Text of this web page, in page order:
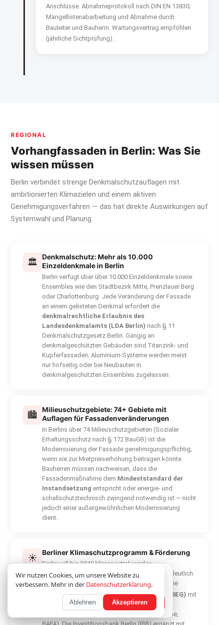
Anschlüsse. Abnahmeprotokoll nach DIN EN 13830;
Mängellistenabarbeitung und Abnahme durch
Bauleiter und Bauherrn. Wartungsvertrag empfohlen
(jährliche Sichtprüfung).
REGIONAL
Vorhangfassaden in Berlin: Was Sie
wissen müssen
Berlin verbindet strenge Denkmalschutzauflagen mit
ambitionierten Klimazielen und einem aktiven
Genehmigungsverfahren — das hat direkte Auswirkungen auf
Systemwahl und Planung.
🏛
Denkmalschutz: Mehr als 10.000
Einzeldenkmale in Berlin
Berlin verfügt über über 10.000 Einzeldenkmale sowie
Ensembles wie den Stadtbezirk Mitte, Prenzlauer Berg
oder Charlottenburg. Jede Veränderung der Fassade
an einem gelisteten Denkmal erfordert die
denkmalrechtliche Erlaubnis des
Landesdenkmalamts (LDA Berlin) nach § 11
Denkmalschutzgesetz Berlin. Gängig an
denkmalgeschützten Gebäuden sind Titanzink- und
Kupferfassaden; Aluminium-Systeme werden meist
nur hofseitig oder bei Neubauten in
denkmalgeschützten Ensembles zugelassen.
🏙
Milieuschutzgebiete: 74+ Gebiete mit
Auflagen für Fassadenveränderungen
In Berlins über 74 Milieuschutzgebieten (Sozialer
Erhaltungsschutz nach § 172 BauGB) ist die
Modernisierung der Fassade genehmigungspflichtig,
wenn sie zur Mietpreiserhöhung beitragen könnte.
Bauherren müssen nachweisen, dass die
Fassadenmaßnahme dem Mindeststandard der
Instandsetzung entspricht oder energie- und
schallschutztechnisch zwingend notwendig ist — nicht
jedoch einer außergewöhnlichen Modernisierung
dient.
☀
Berliner Klimaschutzprogramm & Förderung
Berlin will bis 2045 klimaneutral werden.
Fassadensanierungen, die den Wärmeschutz deutlich
verbessern (Uw < 0,9 W/(m²·K)), werden über die
Bundesförderung für effiziente Gebäude (BEG) mit
bis zu 15 % der Investitionskosten gefördert
(Bundesamt für Wirtschaft und Ausfuhrkontrolle,
Wir nutzen Cookies, um unsere Website zu
verbessern. Mehr in der Datenschutzerklärung.
Ablehnen Akzeptieren
Wir verwenden Cookies; optionale Inhalte laden
erst nach Zustimmung.Datenschutz
Nur notwendige Akzeptieren